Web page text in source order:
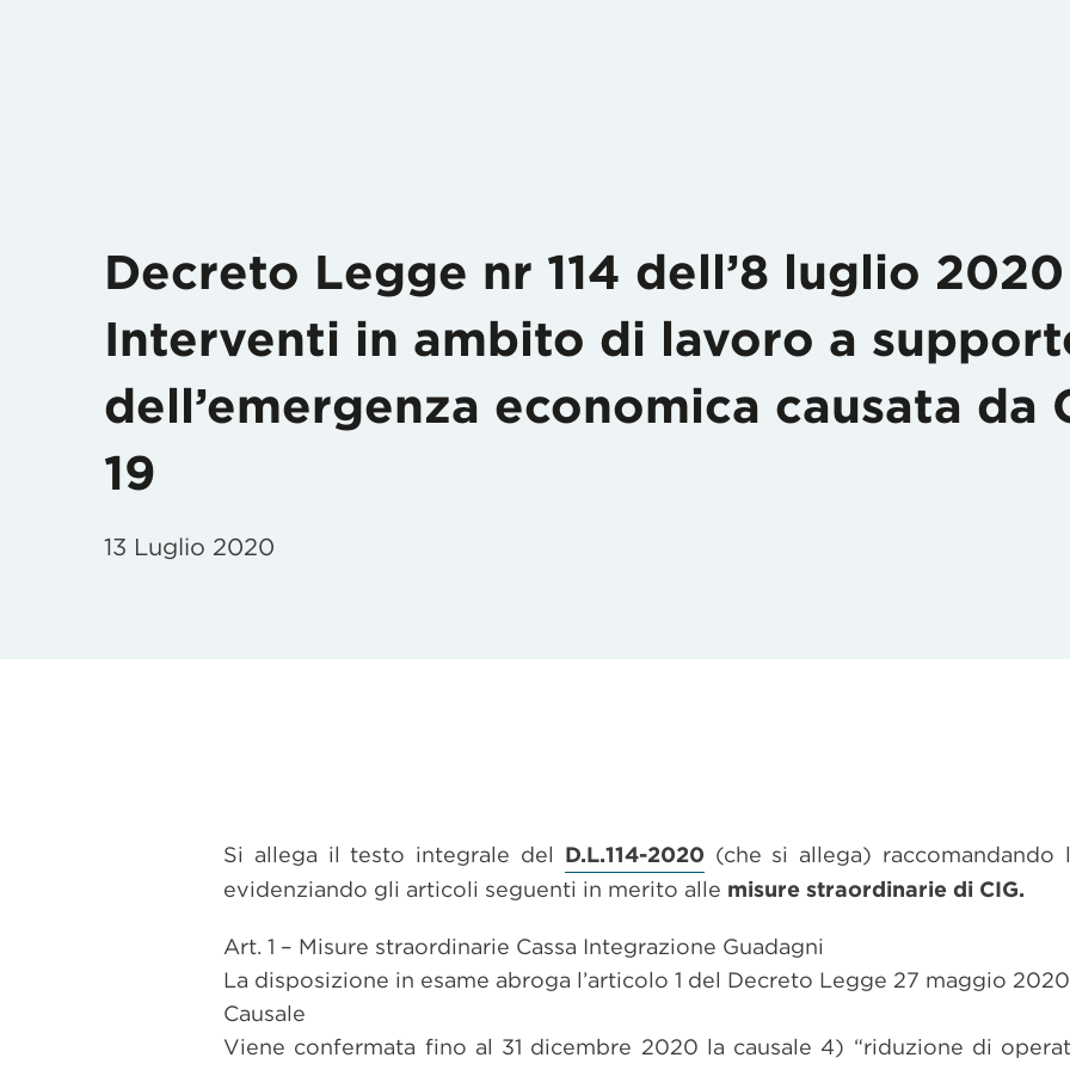
Decreto Legge nr 114 dell’8 luglio 2020
Interventi in ambito di lavoro a
dell’emergenza economica causata da
19
13 Luglio 2020
Si allega il testo integrale del D.L.114-2020 (che si allega) raccomandando
evidenziando gli articoli seguenti in merito alle misure straordinarie di CIG.
Art. 1 – Misure straordinarie Cassa Integrazione Guadagni
La disposizione in esame abroga l’articolo 1 del Decreto Legge 27 maggio
Causale
Viene confermata fino al 31 dicembre 2020 la causale 4) “riduzione di